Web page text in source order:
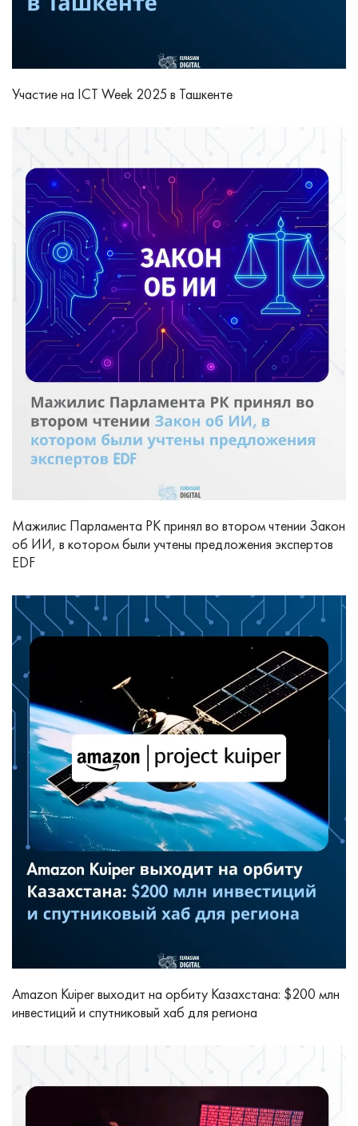
Участие на ICT Week 2025 в Ташкенте
Мажилис Парламента РК принял во втором чтении Закон
об ИИ, в котором были учтены предложения экспертов
EDF
Amazon Kuiper выходит на орбиту Казахстана: $200 млн
инвестиций и спутниковый хаб для региона